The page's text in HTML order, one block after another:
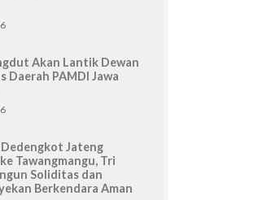
Akan Lantik Dewan
Daerah PAMDI Jawa
Dedengkot Jateng
Tawangmangu, Tri
Soliditas dan
Berkendara Aman